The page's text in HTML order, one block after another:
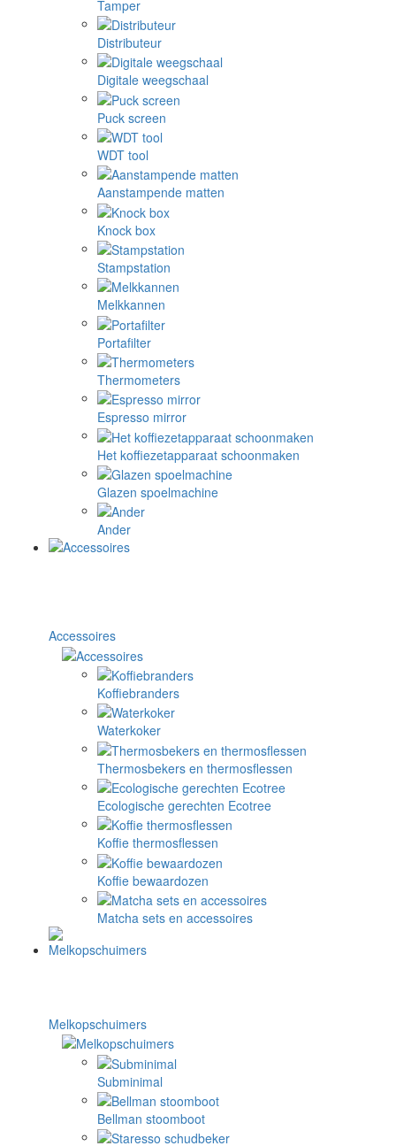
Tamper
Distributeur
Digitale weegschaal
Puck screen
WDT tool
Aanstampende matten
Knock box
Stampstation
Melkkannen
Portafilter
Thermometers
Espresso mirror
Het koffiezetapparaat schoonmaken
Glazen spoelmachine
Ander
Accessoires
Koffiebranders
Waterkoker
Thermosbekers en thermosflessen
Ecologische gerechten Ecotree
Koffie thermosflessen
Koffie bewaardozen
Matcha sets en accessoires
Melkopschuimers
Subminimal
Bellman stoomboot